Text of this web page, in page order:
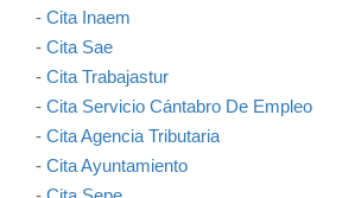
- Cita Inaem
- Cita Sae
- Cita Trabajastur
- Cita Servicio Cántabro De Empleo
- Cita Agencia Tributaria
- Cita Ayuntamiento